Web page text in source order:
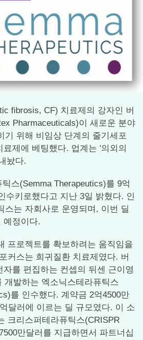
fibrosis, CF) 치료제의 강자인 버
Pharmaceuticals)이 새로운 분야
기 위해 비임상 단계의 줄기세포
제에 베팅했다. 업계는 '의외의
놨다.
스(Semma Therapeutics)를 9억
수키로했다고 지난 3일 밝혔다. 인
스는 자회사로 운영되며, 이번 딜
예정이다.
프로젝트를 확보하려는 움직임을
커스는 희귀질환 치료제였다. 버
자를 편집하는 컨셉의 뒤센 근이영
개발하는 엑소닉스테라퓨틱스
를 인수했다. 계약금 2억4500만
달러에 이르는 딜 규모였다. 이 소
크리스퍼테라퓨틱스(CRISPR
만달러를 지급하면서 파트너십